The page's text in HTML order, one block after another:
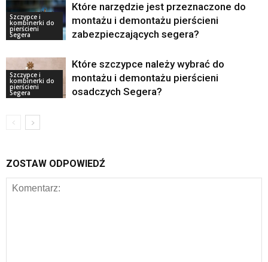
Szczypce i
kombinerki do
pierścieni
Segera
Które narzędzie jest przeznaczone do
montażu i demontażu pierścieni
zabezpieczających segera?
Szczypce i
kombinerki do
pierścieni
Segera
Które szczypce należy wybrać do
montażu i demontażu pierścieni
osadczych Segera?
ZOSTAW ODPOWIEDŹ